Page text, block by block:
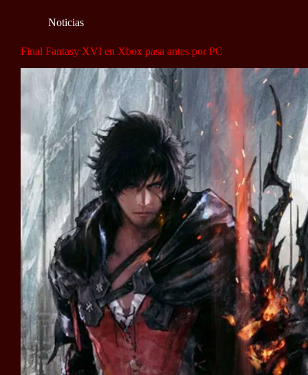
Noticias
Final Fantasy XVI en Xbox pasa antes por PC